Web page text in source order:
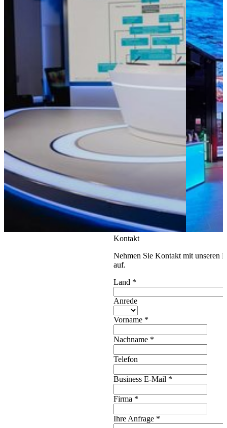
Kontakt
Nehmen Sie Kontakt mit unseren
auf.
Land *
Anrede
Vorname *
Nachname *
Telefon
Business E-Mail *
Firma *
Ihre Anfrage *